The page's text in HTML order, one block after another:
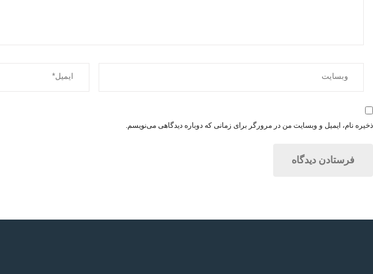
ذخیره نام، ایمیل و وبسایت من در مرورگر برای زمانی که دوباره دیدگاهی می‌نویسم.